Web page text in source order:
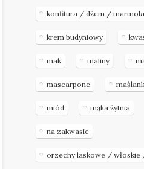
konfitura / dżem /
krem budyniowy
mak maliny
mascarpone
miód mąka żytnia
na zakwasie
orzechy laskowe /